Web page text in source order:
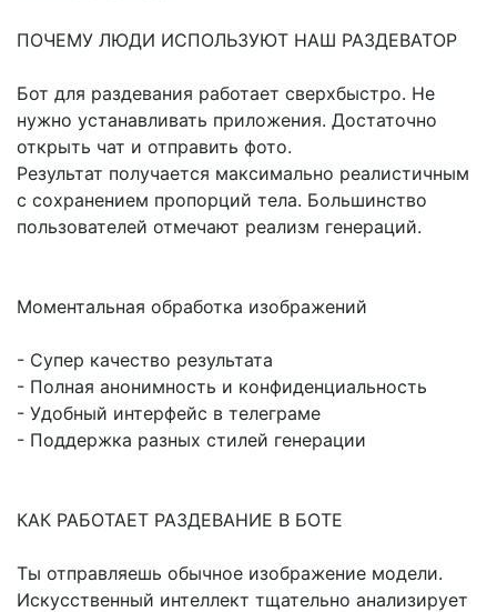
ПОЧЕМУ ЛЮДИ ИСПОЛЬЗУЮТ НАШ РАЗДЕВАТОР
Бот для раздевания работает сверхбыстро. Не
нужно устанавливать приложения. Достаточно
открыть чат и отправить фото.
Результат получается максимально реалистичным
с сохранением пропорций тела. Большинство
пользователей отмечают реализм генераций.
Моментальная обработка изображений
- Супер качество результата
- Полная анонимность и конфиденциальность
- Удобный интерфейс в телеграме
- Поддержка разных стилей генерации
КАК РАБОТАЕТ РАЗДЕВАНИЕ В БОТЕ
Ты отправляешь обычное изображение модели.
Искусственный интеллект тщательно анализирует